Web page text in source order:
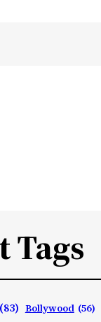
Tags
Bollywood (56)